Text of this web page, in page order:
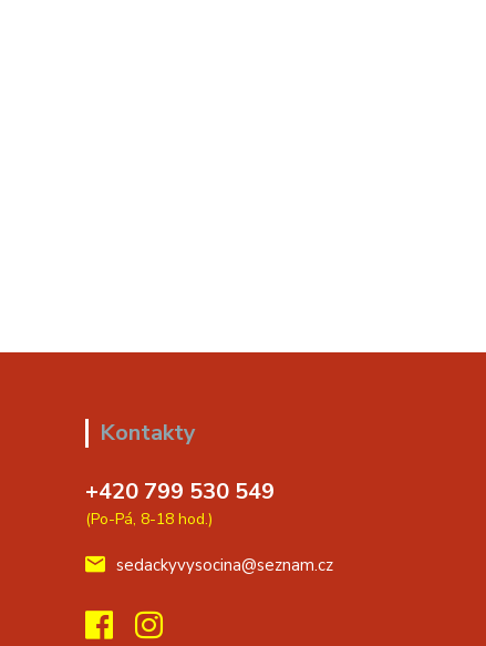
Kontakty
+420 799 530 549
(Po-Pá, 8-18 hod.)
sedackyvysocina@seznam.cz